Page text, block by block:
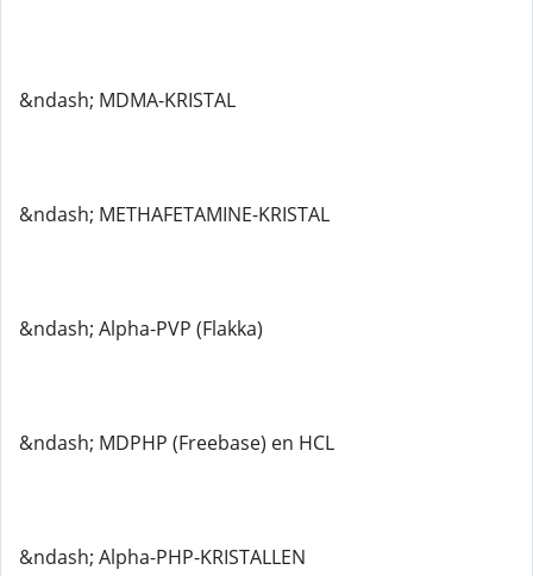
&ndash; MDMA-KRISTAL
&ndash; METHAFETAMINE-KRISTAL
&ndash; Alpha-PVP (Flakka)
&ndash; MDPHP (Freebase) en HCL
&ndash; Alpha-PHP-KRISTALLEN